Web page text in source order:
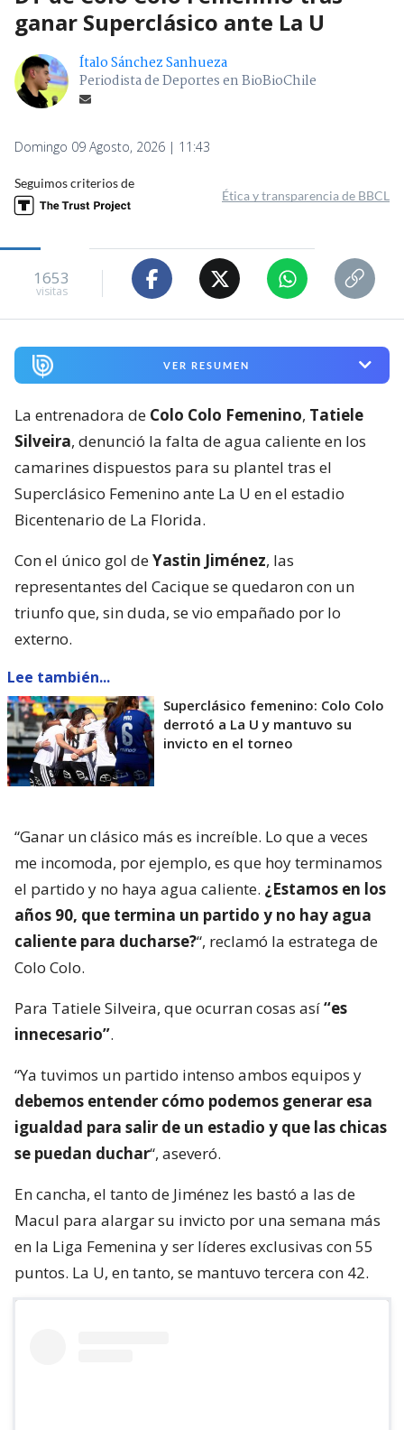
ganar Superclásico ante La U
Ítalo Sánchez Sanhueza
Periodista de Deportes en BioBioChile
Domingo 09 Agosto, 2026 | 11:43
Seguimos criterios de
Ética y transparencia de BBCL
1653
visitas
VER RESUMEN
La entrenadora de Colo Colo Femenino, Tatiele
Silveira, denunció la falta de agua caliente en los
camarines dispuestos para su plantel tras el
Superclásico Femenino ante La U en el estadio
Bicentenario de La Florida.
Con el único gol deYastin Jiménez, las
representantes del Cacique se quedaron con un
triunfo que, sin duda, se vio empañado por lo
externo.
Lee también...
Superclásico femenino: Colo Colo
derrotó a La U y mantuvo su
invicto en el torneo
“Ganar un clásico más es increíble. Lo que a veces
me incomoda, por ejemplo, es que hoy terminamos
el partido y no haya agua caliente. ¿Estamos en los
años 90, que termina un partido y no hay agua
caliente para ducharse?“, reclamó la estratega de
Colo Colo.
Para Tatiele Silveira, que ocurran cosas así“es
innecesario”.
“Ya tuvimos un partido intenso ambos equipos y
debemos entender cómo podemos generar esa
igualdad para salir de un estadio y que las chicas
se puedan duchar“, aseveró.
En cancha, el tanto de Jiménez les bastó a las de
Macul para alargar su invicto por una semana más
en la Liga Femenina y ser líderes exclusivas con 55
puntos. La U, en tanto, se mantuvo tercera con 42.